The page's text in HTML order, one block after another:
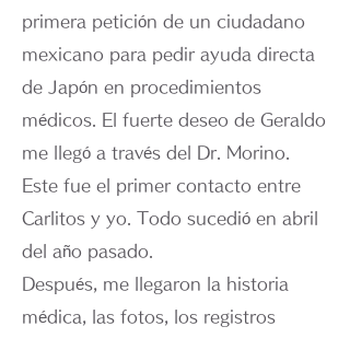
primera petición de un ciudadano
mexicano para pedir ayuda directa
de Japón en procedimientos
médicos. El fuerte deseo de Geraldo
me llegó a través del Dr. Morino.
Este fue el primer contacto entre
Carlitos y yo. Todo sucedió en abril
del año pasado.
Después, me llegaron la historia
médica, las fotos, los registros